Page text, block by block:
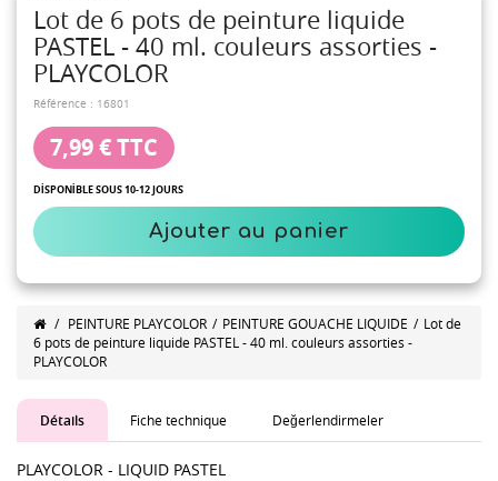
Lot de 6 pots de peinture liquide
PASTEL - 40 ml. couleurs assorties -
PLAYCOLOR
Référence : 16801
7,99 €TTC
DISPONIBLE SOUS 10-12 JOURS
Ajouter au panier
/ PEINTURE PLAYCOLOR / PEINTURE GOUACHE LIQUIDE / Lot de
6 pots de peinture liquide PASTEL - 40 ml. couleurs assorties -
PLAYCOLOR
Détails Fiche technique Değerlendirmeler
PLAYCOLOR - LIQUID PASTEL